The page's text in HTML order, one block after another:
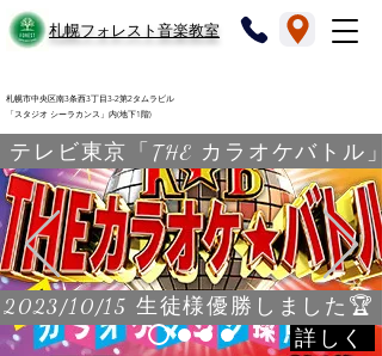
札幌市中央区南3条西3丁目3-2第2タムラビル
「スタジオ シーラカンス」内(地下1階)
​札幌フォレスト音楽教室
テレビ東京「THE カラオケバトル」
2023/10/15 生徒様優勝しました🏆
詳しく